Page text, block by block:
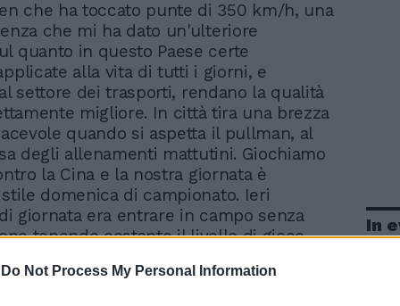
Do Not Process My Personal Information
che ha toccato punte di 350 km/h, una
che mi ha dato un'ulteriore
quanto in questo Paese certe
alla vita di tutti i giorni, e
settore dei trasporti, rendano la qualità
migliore. In città tira una brezza
quando si aspetta il pullman, al
degli allenamenti mattutini. Giochiamo
la Cina e la nostra giornata è
domenica di campionato. Ieri
giornata era entrare in campo senza
tenendo costante il livello di gioco.
il premio come miglior
In